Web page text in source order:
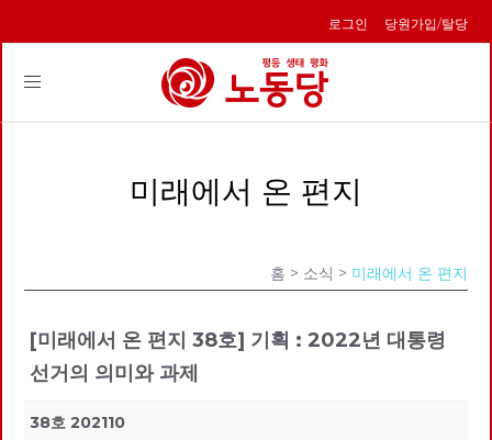
로그인 당원가입/탈당
Toggle
미래에서 온 편지
홈 > 소식 > 미래에서 온 편지
[미래에서 온 편지 38호] 기획 : 2022년 대통령
선거의 의미와 과제
38호 202110